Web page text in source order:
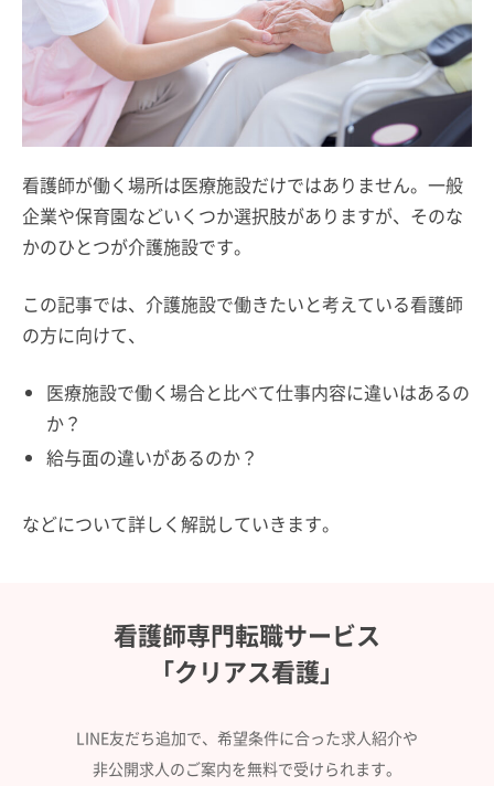
看護師が働く場所は医療施設だけではありません。一般
企業や保育園などいくつか選択肢がありますが、そのな
かのひとつが介護施設です。
この記事では、介護施設で働きたいと考えている看護師
の方に向けて、
医療施設で働く場合と比べて仕事内容に違いはあるの
か？
給与面の違いがあるのか？
などについて詳しく解説していきます。
看護師専門転職サービス
「クリアス看護」
LINE友だち追加で、希望条件に合った求人紹介や
非公開求人のご案内を無料で受けられます。